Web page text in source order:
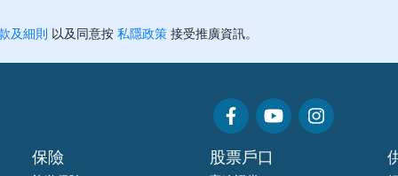
保險 股票戶口